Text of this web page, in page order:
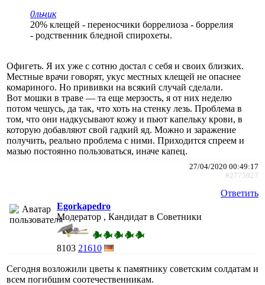
0льчик
20% клещей - переносчики боррелиоза - боррелия
- родственник бледной спирохеты.
Офигеть. Я их уже с сотню достал с себя и своих близких.
Местные врачи говорят, укус местных клещей не опаснее
комариного. Но прививки на всякий случай сделали.
Вот мошки в траве — та еще мерзость, я от них неделю
потом чешусь, да так, что хоть на стенку лезь. Проблема в
том, что они надкусывают кожу и пьют капельку крови, в
которую добавляют свой гадкий яд. Можно и заражение
получить, реально проблема с ними. Приходится спреем и
мазью постоянно пользоваться, иначе капец.
27/04/2020 00:49:17
#2775927
Ответить
Egorkapedro
Модератор , Кандидат в Советники
8103 21610
Сегодня возложили цветы к памятнику советским солдатам и
всем погибшим соотечественникам.